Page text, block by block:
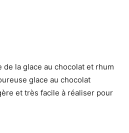
la glace au chocolat et rhum
glace au chocolat
et très facile à réaliser pour